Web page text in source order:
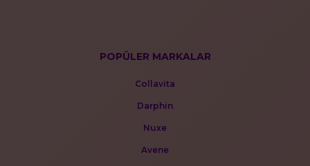
POPÜLER MARKALAR
Collavita
Darphin
Nuxe
Avene